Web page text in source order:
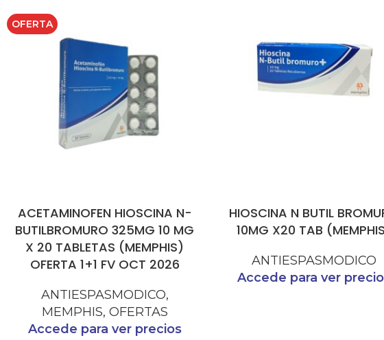
OFERTA
ACETAMINOFEN HIOSCINA N-
BUTILBROMURO 325MG 10 MG
X 20 TABLETAS (MEMPHIS)
OFERTA 1+1 FV OCT 2026
ANTIESPASMODICO,
MEMPHIS, OFERTAS
Accede para ver precios
HIOSCINA N BUTIL
10MG X20 TAB
ANTIESPASMODICO
Accede para ver